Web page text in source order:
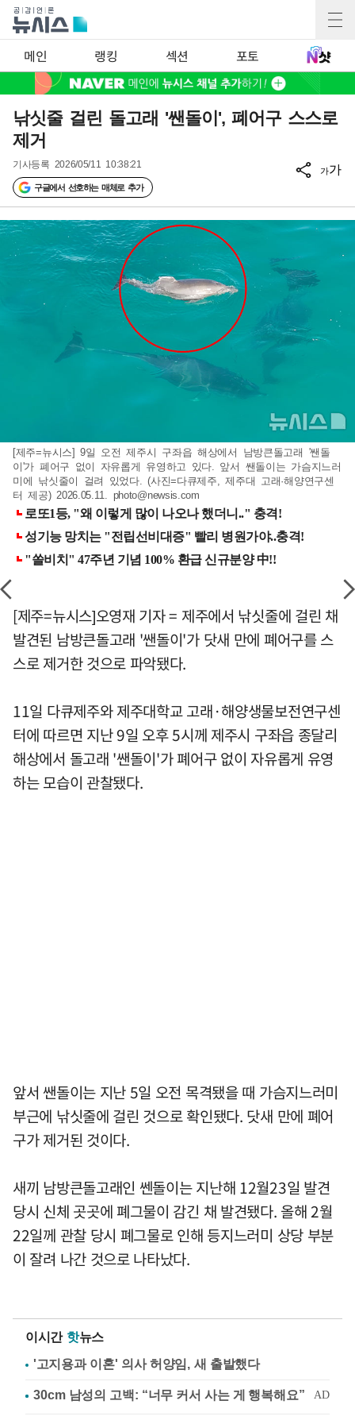
메인 랭킹 섹션 포토
낚싯줄 걸린 돌고래 '쌘돌이', 폐어구 스스로
제거
기사등록 2026/05/11 10:38:21
구글에서 선호하는 매체로 추가
가가
[제주=뉴시스] 9일 오전 제주시 구좌읍 해상에서 남방큰돌고래 '쌘돌
이'가 폐어구 없이 자유롭게 유영하고 있다. 앞서 쌘돌이는 가슴지느러
미에 낚싯줄이 걸려 있었다. (사진=다큐제주, 제주대 고래·해양연구센
터 제공) 2026.05.11. photo@newsis.com
[제주=뉴시스]오영재 기자 = 제주에서 낚싯줄에 걸린 채
발견된 남방큰돌고래 '쌘돌이'가 닷새 만에 폐어구를 스
스로 제거한 것으로 파악됐다.
11일 다큐제주와 제주대학교 고래·해양생물보전연구센
터에 따르면 지난 9일 오후 5시께 제주시 구좌읍 종달리
해상에서 돌고래 '쌘돌이'가 폐어구 없이 자유롭게 유영
하는 모습이 관찰됐다.
앞서 쌘돌이는 지난 5일 오전 목격됐을 때 가슴지느러미
부근에 낚싯줄에 걸린 것으로 확인됐다. 닷새 만에 폐어
구가 제거된 것이다.
새끼 남방큰돌고래인 쎈돌이는 지난해 12월23일 발견
당시 신체 곳곳에 폐그물이 감긴 채 발견됐다. 올해 2월
22일께 관찰 당시 폐그물로 인해 등지느러미 상당 부분
이 잘려 나간 것으로 나타났다.
이시간 핫뉴스
'고지용과 이혼' 의사 허양임, 새 출발했다